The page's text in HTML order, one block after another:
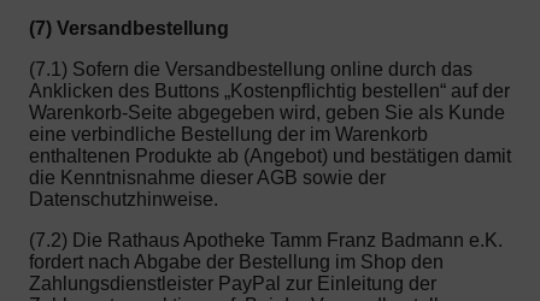
(7) Versandbestellung
(7.1) Sofern die Versandbestellung online durch das
Anklicken des Buttons „Kostenpflichtig bestellen“ auf der
Warenkorb-Seite abgegeben wird, geben Sie als Kunde
eine verbindliche Bestellung der im Warenkorb
enthaltenen Produkte ab (Angebot) und bestätigen damit
die Kenntnisnahme dieser AGB sowie der
Datenschutzhinweise.
(7.2) Die Rathaus Apotheke Tamm Franz Badmann e.K.
fordert nach Abgabe der Bestellung im Shop den
Zahlungsdienstleister PayPal zur Einleitung der